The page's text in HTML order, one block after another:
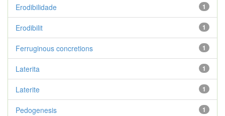
1
Erodibilidade
1
Erodibilit
1
Ferruginous concretions
1
Laterita
1
Laterite
1
Pedogenesis